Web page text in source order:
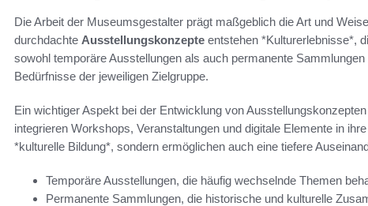
Die Arbeit der Museumsgestalter prägt maßgeblich die Art und
durchdachte Ausstellungskonzepte entstehen *Kulturerlebnisse*,
sowohl temporäre Ausstellungen als auch permanente
Bedürfnisse der jeweiligen Zielgruppe.
Ein wichtiger Aspekt bei der Entwicklung von
integrieren Workshops, Veranstaltungen und digitale Elemente in
*kulturelle Bildung*, sondern ermöglichen auch eine tiefere
Temporäre Ausstellungen, die häufig wechselnde Themen
Permanente Sammlungen, die historische und kulturelle